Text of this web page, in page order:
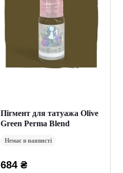
Пігмент для татуажа Olive
Green Perma Blend
Немає в наявнсті
684 ₴